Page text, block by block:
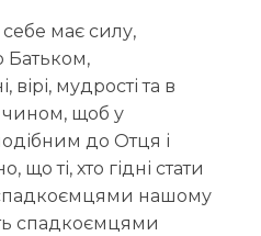
має силу,
Батьком,
вірі, мудрості та в
чином, щоб у
до Отця і
що ті, хто гідні стати
нашому
спадкоємцями